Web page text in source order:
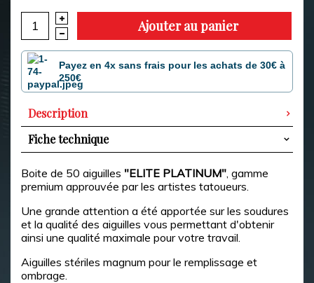
Ajouter au panier
Payez en 4x sans frais pour les achats de 30€ à
250€
Description
Fiche technique
Boite de 50 aiguilles "ELITE PLATINUM", gamme
premium approuvée par les artistes tatoueurs.
Une grande attention a été apportée sur les soudures
et la qualité des aiguilles vous permettant d'obtenir
ainsi une qualité maximale pour votre travail.
Aiguilles stériles magnum pour le remplissage et
ombrage.